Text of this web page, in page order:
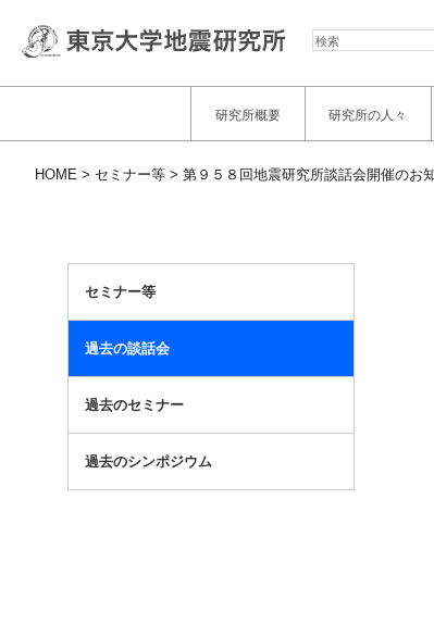
研究所概要 研究所の人々
HOME セミナー等 第９５８回地震研究所談話会開催のお
セミナー等
過去の談話会
過去のセミナー
過去のシンポジウム